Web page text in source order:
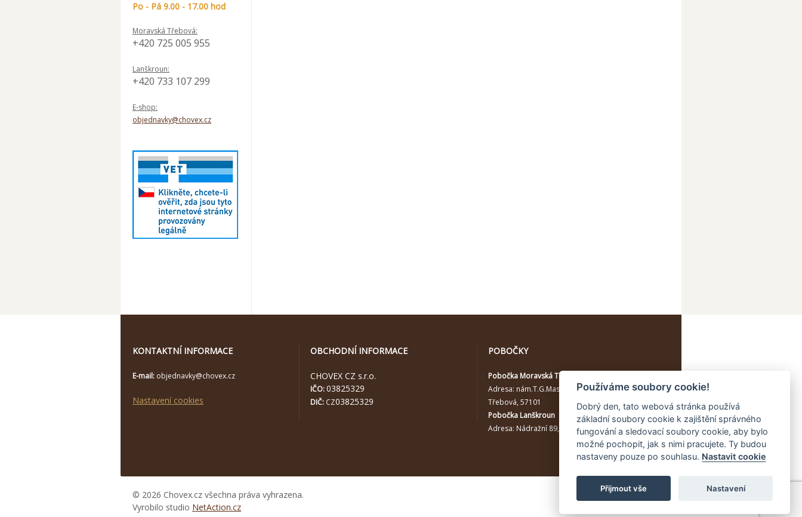
Po - Pá 9.00 - 17.00 hod
Moravská Třebová:
+420 725 005 955
Lanškroun:
+420 733 107 299
E-shop:
objednavky@chovex.cz
KONTAKTNÍ INFORMACE
E-mail: objednavky@chovex.cz
Nastavení cookies
OBCHODNÍ INFORMACE
CHOVEX CZ s.r.o.
IČO:03825329
DIČ: CZ03825329
POBOČKY
Pobočka Moravská Třebová
Adresa: nám.T.G.Masaryka 114/10a, Moravská
Třebová, 57101
Pobočka Lanškroun
Adresa: Nádražní 89, Lanškroun, 56301
© 2026 Chovex.cz všechna práva vyhrazena.
Vyrobilo studio NetAction.cz
Používáme soubory cookie!
Dobrý den, tato webová stránka používá
základní soubory cookie k zajištění správného
fungování a sledovací soubory cookie, aby bylo
možné pochopit, jak s nimi pracujete. Ty budou
nastaveny pouze po souhlasu. Nastavit cookie
Přijmout vše Nastavení